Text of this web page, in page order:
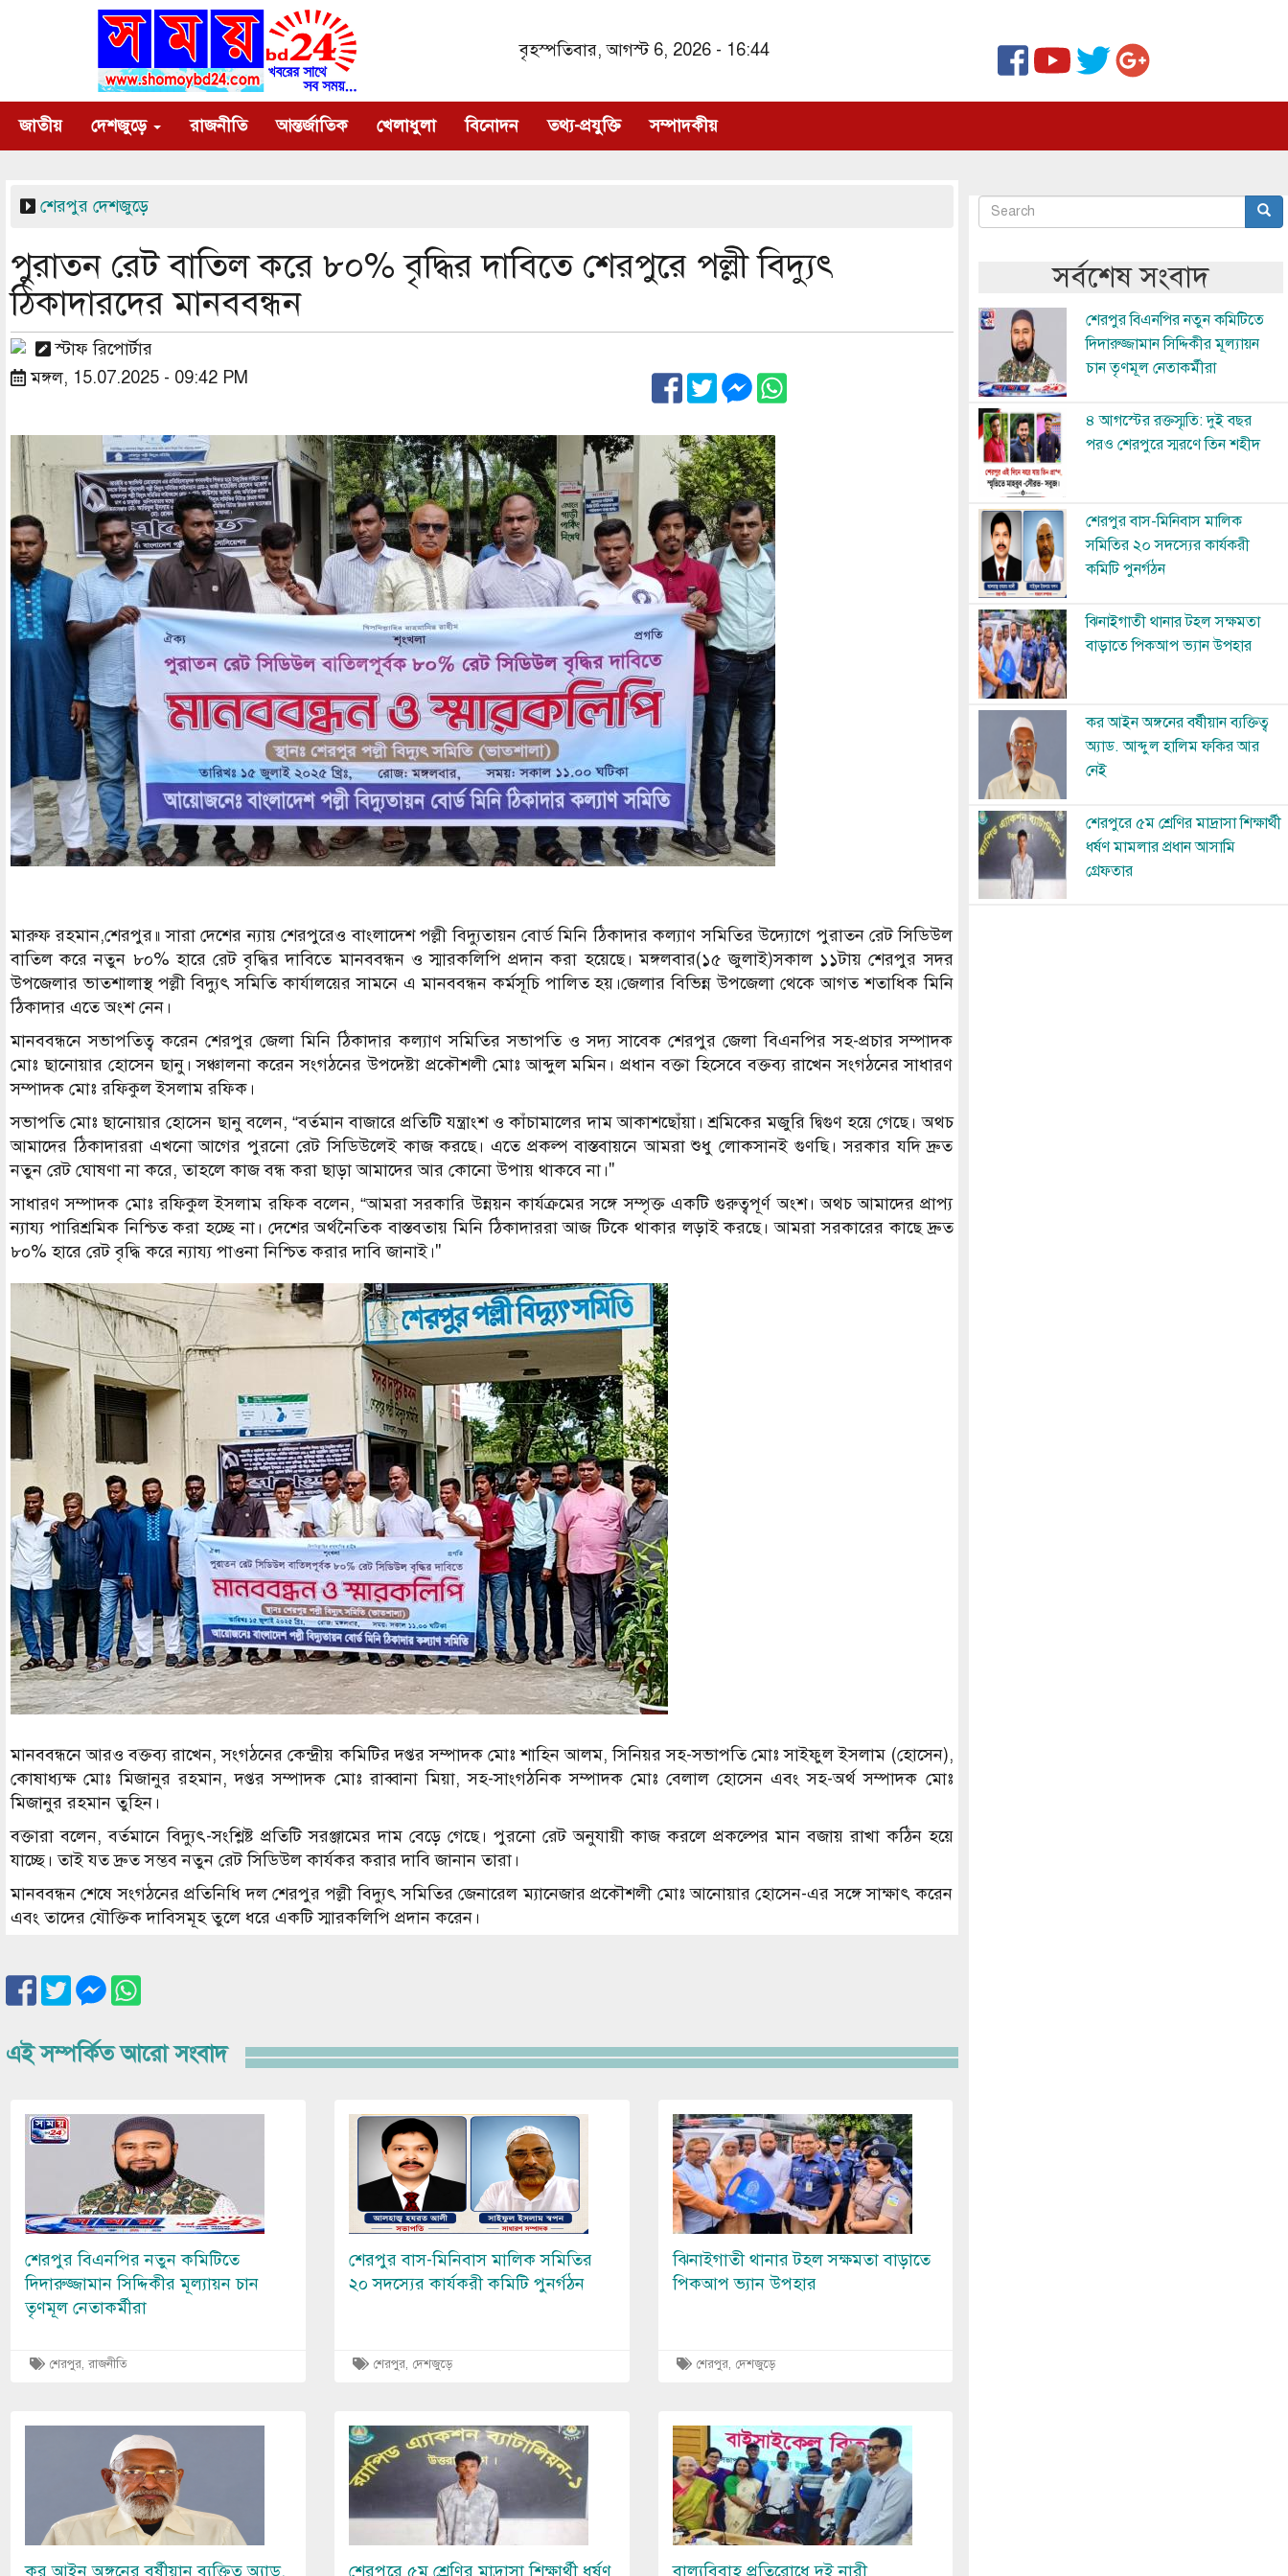
বৃহস্পতিবার, আগস্ট 6, 2026 - 16:44
Main
navigation
জাতীয় দেশজুড়ে রাজনীতি আন্তর্জাতিক খেলাধুলা বিনোদন তথ্য-প্রযুক্তি সম্পাদকীয়
শেরপুর দেশজুড়ে
পুরাতন রেট বাতিল করে ৮০% বৃদ্ধির দাবিতে শেরপুরে পল্লী বিদ্যুৎ
ঠিকাদারদের মানববন্ধন
স্টাফ রিপোর্টার
মঙ্গল, 15.07.2025 - 09:42 PM
Image
মারুফ রহমান,শেরপুর॥ সারা দেশের ন্যায় শেরপুরেও বাংলাদেশ পল্লী বিদ্যুতায়ন বোর্ড মিনি ঠিকাদার কল্যাণ সমিতির উদ্যোগে পুরাতন রেট সিডিউল
বাতিল করে নতুন ৮০% হারে রেট বৃদ্ধির দাবিতে মানববন্ধন ও স্মারকলিপি প্রদান করা হয়েছে। মঙ্গলবার(১৫ জুলাই)সকাল ১১টায় শেরপুর সদর
উপজেলার ভাতশালাস্থ পল্লী বিদ্যুৎ সমিতি কার্যালয়ের সামনে এ মানববন্ধন কর্মসূচি পালিত হয়।জেলার বিভিন্ন উপজেলা থেকে আগত শতাধিক মিনি
ঠিকাদার এতে অংশ নেন।
মানববন্ধনে সভাপতিত্ব করেন শেরপুর জেলা মিনি ঠিকাদার কল্যাণ সমিতির সভাপতি ও সদ্য সাবেক শেরপুর জেলা বিএনপির সহ-প্রচার সম্পাদক
মোঃ ছানোয়ার হোসেন ছানু। সঞ্চালনা করেন সংগঠনের উপদেষ্টা প্রকৌশলী মোঃ আব্দুল মমিন। প্রধান বক্তা হিসেবে বক্তব্য রাখেন সংগঠনের সাধারণ
সম্পাদক মোঃ রফিকুল ইসলাম রফিক।
সভাপতি মোঃ ছানোয়ার হোসেন ছানু বলেন, “বর্তমান বাজারে প্রতিটি যন্ত্রাংশ ও কাঁচামালের দাম আকাশছোঁয়া। শ্রমিকের মজুরি দ্বিগুণ হয়ে গেছে। অথচ
আমাদের ঠিকাদাররা এখনো আগের পুরনো রেট সিডিউলেই কাজ করছে। এতে প্রকল্প বাস্তবায়নে আমরা শুধু লোকসানই গুণছি। সরকার যদি দ্রুত
নতুন রেট ঘোষণা না করে, তাহলে কাজ বন্ধ করা ছাড়া আমাদের আর কোনো উপায় থাকবে না।"
সাধারণ সম্পাদক মোঃ রফিকুল ইসলাম রফিক বলেন, “আমরা সরকারি উন্নয়ন কার্যক্রমের সঙ্গে সম্পৃক্ত একটি গুরুত্বপূর্ণ অংশ। অথচ আমাদের প্রাপ্য
ন্যায্য পারিশ্রমিক নিশ্চিত করা হচ্ছে না। দেশের অর্থনৈতিক বাস্তবতায় মিনি ঠিকাদাররা আজ টিকে থাকার লড়াই করছে। আমরা সরকারের কাছে দ্রুত
৮০% হারে রেট বৃদ্ধি করে ন্যায্য পাওনা নিশ্চিত করার দাবি জানাই।"
Image
মানববন্ধনে আরও বক্তব্য রাখেন, সংগঠনের কেন্দ্রীয় কমিটির দপ্তর সম্পাদক মোঃ শাহিন আলম, সিনিয়র সহ-সভাপতি মোঃ সাইফুল ইসলাম (হোসেন),
কোষাধ্যক্ষ মোঃ মিজানুর রহমান, দপ্তর সম্পাদক মোঃ রাব্বানা মিয়া, সহ-সাংগঠনিক সম্পাদক মোঃ বেলাল হোসেন এবং সহ-অর্থ সম্পাদক মোঃ
মিজানুর রহমান তুহিন।
বক্তারা বলেন, বর্তমানে বিদ্যুৎ-সংশ্লিষ্ট প্রতিটি সরঞ্জামের দাম বেড়ে গেছে। পুরনো রেট অনুযায়ী কাজ করলে প্রকল্পের মান বজায় রাখা কঠিন হয়ে
যাচ্ছে। তাই যত দ্রুত সম্ভব নতুন রেট সিডিউল কার্যকর করার দাবি জানান তারা।
মানববন্ধন শেষে সংগঠনের প্রতিনিধি দল শেরপুর পল্লী বিদ্যুৎ সমিতির জেনারেল ম্যানেজার প্রকৌশলী মোঃ আনোয়ার হোসেন-এর সঙ্গে সাক্ষাৎ করেন
এবং তাদের যৌক্তিক দাবিসমূহ তুলে ধরে একটি স্মারকলিপি প্রদান করেন।
এই সম্পর্কিত আরো সংবাদ
Image
শেরপুর বিএনপির নতুন কমিটিতে
দিদারুজ্জামান সিদ্দিকীর মূল্যায়ন চান
তৃণমূল নেতাকর্মীরা
শেরপুর, রাজনীতি
Image
শেরপুর বাস-মিনিবাস মালিক সমিতির
২০ সদস্যের কার্যকরী কমিটি পুনর্গঠন
শেরপুর, দেশজুড়ে
Image
ঝিনাইগাতী থানার টহল সক্ষমতা বাড়াতে
পিকআপ ভ্যান উপহার
শেরপুর, দেশজুড়ে
কর আইন অঙ্গনের বর্ষীয়ান ব্যক্তিত্ব অ্যাড.
Image
শেরপুরে ৫ম শ্রেণির মাদ্রাসা শিক্ষার্থী ধর্ষণ
Image
বাল্যবিবাহ প্রতিরোধে দুই নারী
অনুসন্ধান
Search
সর্বশেষ সংবাদ
Image
শেরপুর বিএনপির নতুন কমিটিতে
দিদারুজ্জামান সিদ্দিকীর মূল্যায়ন
চান তৃণমূল নেতাকর্মীরা
Image
৪ আগস্টের রক্তস্মৃতি: দুই বছর
পরও শেরপুরে স্মরণে তিন শহীদ
Image
শেরপুর বাস-মিনিবাস মালিক
সমিতির ২০ সদস্যের কার্যকরী
কমিটি পুনর্গঠন
Image
ঝিনাইগাতী থানার টহল সক্ষমতা
বাড়াতে পিকআপ ভ্যান উপহার
Image
কর আইন অঙ্গনের বর্ষীয়ান ব্যক্তিত্ব
অ্যাড. আব্দুল হালিম ফকির আর
নেই
Image
শেরপুরে ৫ম শ্রেণির মাদ্রাসা শিক্ষার্থী
ধর্ষণ মামলার প্রধান আসামি
গ্রেফতার